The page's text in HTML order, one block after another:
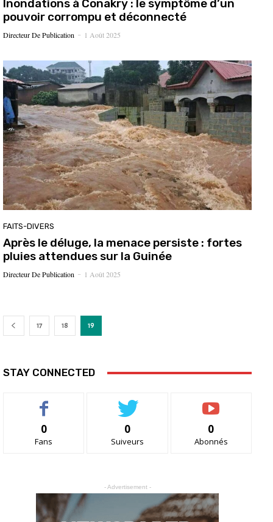
Inondations à Conakry : le symptôme d’un
pouvoir corrompu et déconnecté
Directeur De Publication - 1 Août 2025
FAITS-DIVERS
Après le déluge, la menace persiste : fortes
pluies attendues sur la Guinée
Directeur De Publication - 1 Août 2025
17 18 19
STAY CONNECTED
0
Fans
0
Suiveurs
0
Abonnés
- Advertisement -